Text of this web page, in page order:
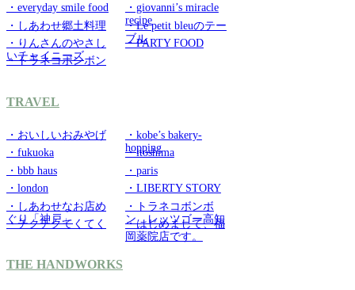
・everyday smile food
・giovanni’s miracle
recipe
・しあわせ郷土料理
・Le petit bleuのテー
ブル
・りんさんのやさし
いチャイニーズ
・PARTY FOOD
・トラネコボンボン
TRAVEL
・おいしいおみやげ
・kobe’s bakery-
hopping
・fukuoka
・itoshima
・bbb haus
・paris
・london
・LIBERTY STORY
・しあわせなお店め
ぐり「神戸」
・トラネコボンボ
ン レッツゴー高知
・チクチクてくてく
・はじめまして、福
岡薬院店です。
THE HANDWORKS